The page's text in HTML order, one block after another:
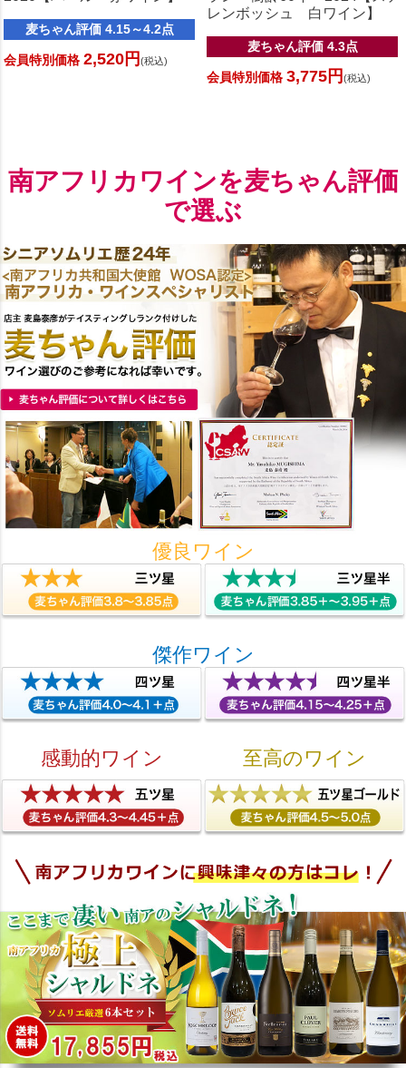
麦ちゃん評価 4.15～4.2点
会員特別価格 2,520円 (税込)
レンボッシュ 白ワイン】
麦ちゃん評価 4.3点
会員特別価格 3,775円 (税込)
南アフリカワインを麦ちゃん評価
で選ぶ
優良ワイン
傑作ワイン
感動的ワイン 至高のワイン